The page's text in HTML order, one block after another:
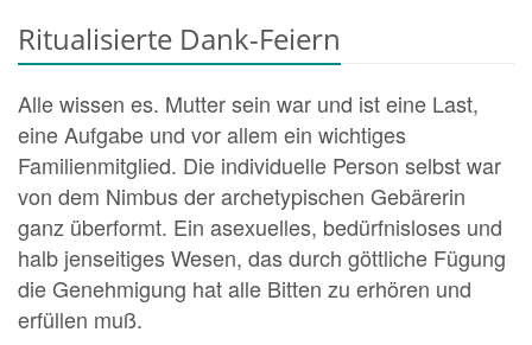
Ritualisierte Dank-Feiern
Alle wissen es. Mutter sein war und ist eine Last,
eine Aufgabe und vor allem ein wichtiges
Familienmitglied. Die individuelle Person selbst war
von dem Nimbus der archetypischen Gebärerin
ganz überformt. Ein asexuelles, bedürfnisloses und
halb jenseitiges Wesen, das durch göttliche Fügung
die Genehmigung hat alle Bitten zu erhören und
erfüllen muß.